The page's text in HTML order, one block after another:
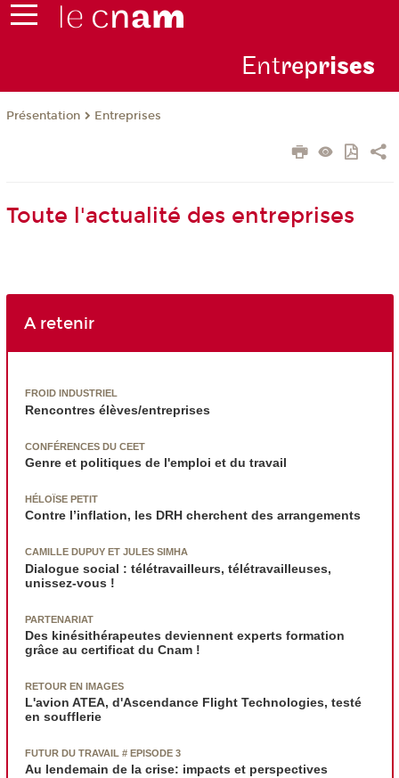
Entreprises
Présentation Entreprises
Toute l'actualité des entreprises
A retenir
FROID INDUSTRIEL
Rencontres élèves/entreprises
CONFÉRENCES DU CEET
Genre et politiques de l'emploi et du travail
HÉLOÏSE PETIT
Contre l’inflation, les DRH cherchent des arrangements
CAMILLE DUPUY ET JULES SIMHA
Dialogue social : télétravailleurs, télétravailleuses,
unissez-vous !
PARTENARIAT
Des kinésithérapeutes deviennent experts formation
grâce au certificat du Cnam !
RETOUR EN IMAGES
L'avion ATEA, d'Ascendance Flight Technologies, testé
en soufflerie
FUTUR DU TRAVAIL # EPISODE 3
Au lendemain de la crise: impacts et perspectives